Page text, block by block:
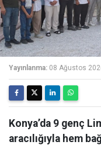
Yayınlanma: 08 Ağustos
Konya’da 9 genç
aracılığıyla hem